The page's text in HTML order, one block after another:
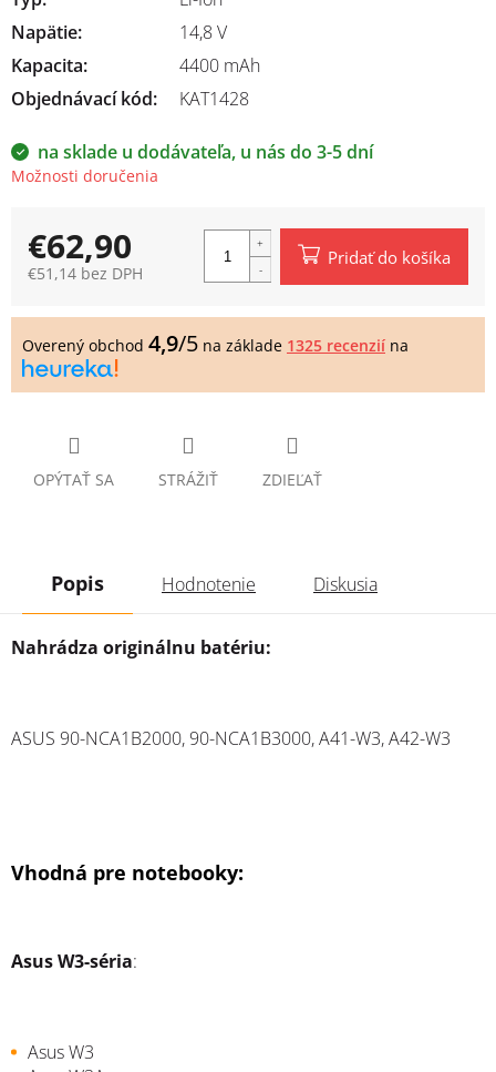
na sklade u dodávateľa, u nás do 3-5 dní
Možnosti doručenia
OPÝTAŤ SA STRÁŽIŤ ZDIEĽAŤ
Napätie:
14,8 V
Kapacita:
4400 mAh
Objednávací kód:
KAT1428
€62,90
€51,14 bez DPH
cena:
Pridať do košíka
Overený obchod 4,9/5 na základe 1325 recenzií na
Popis Hodnotenie Diskusia
Nahrádza originálnu batériu:
ASUS 90-NCA1B2000, 90-NCA1B3000, A41-W3, A42-W3
Vhodná pre notebooky:
Asus W3-séria:
Asus W3